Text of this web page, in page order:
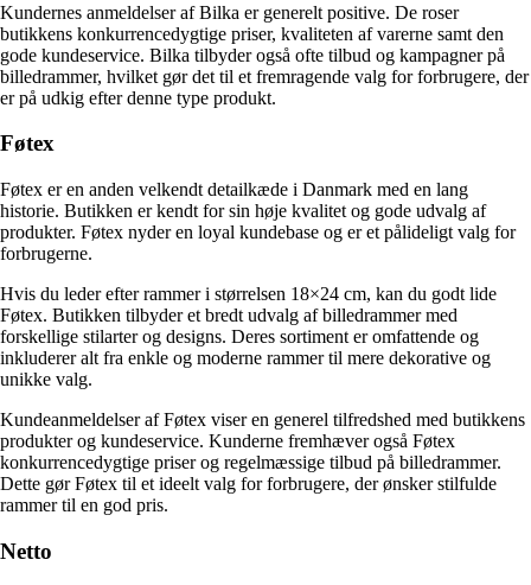
Kundernes anmeldelser af Bilka er generelt positive. De roser
butikkens konkurrencedygtige priser, kvaliteten af varerne samt den
gode kundeservice. Bilka tilbyder også ofte tilbud og kampagner på
billedrammer, hvilket gør det til et fremragende valg for forbrugere, der
er på udkig efter denne type produkt.
Føtex
Føtex er en anden velkendt detailkæde i Danmark med en lang
historie. Butikken er kendt for sin høje kvalitet og gode udvalg af
produkter. Føtex nyder en loyal kundebase og er et pålideligt valg for
forbrugerne.
Hvis du leder efter rammer i størrelsen 18×24 cm, kan du godt lide
Føtex. Butikken tilbyder et bredt udvalg af billedrammer med
forskellige stilarter og designs. Deres sortiment er omfattende og
inkluderer alt fra enkle og moderne rammer til mere dekorative og
unikke valg.
Kundeanmeldelser af Føtex viser en generel tilfredshed med butikkens
produkter og kundeservice. Kunderne fremhæver også Føtex
konkurrencedygtige priser og regelmæssige tilbud på billedrammer.
Dette gør Føtex til et ideelt valg for forbrugere, der ønsker stilfulde
rammer til en god pris.
Netto